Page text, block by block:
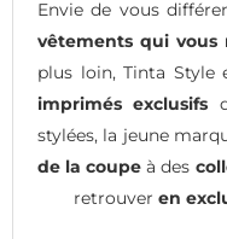
Envie de vous
vêtements qui vous
plus loin, Tinta Style
imprimés exclusifs
stylées, la jeune
de la coupe à des
retrouver en